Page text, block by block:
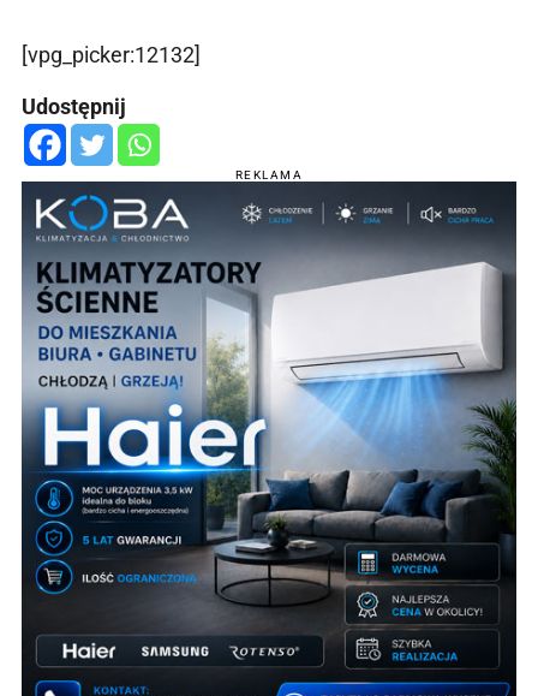
[vpg_picker:12132]
Udostępnij
REKLAMA